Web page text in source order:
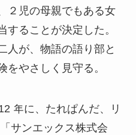
２児の母親でもある女
することが決定した。
人が、物語の語り部と
をやさしく見守る。
年に、たれぱんだ、リ
サンエックス株式会